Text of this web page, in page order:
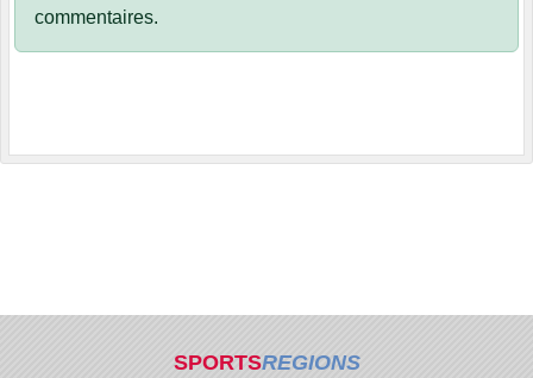
commentaires.
SPORTSREGIONS